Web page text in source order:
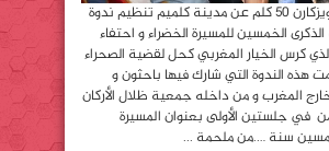
عرفت مدينة بويزكارن 50 كلم عن مدينة كلميم تنظيم ندوة
الخمسين للمسيرة الخضراء و احتفاء
الذي كرس الخيار المغربي كحل لقضية الصحراء
هذه الندوة التي شارك فيها باحثون و
المغرب و من داخله جمعية ظلال الأركان
في جلستين الأولى بعنوان المسيرة
سنة ….من ملحمة ...